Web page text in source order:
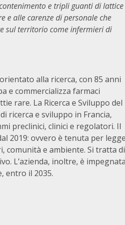
e tripli guanti di lattice
e alle carenze di personale che
sul territorio come infermieri di
alla ricerca, con 85 anni
e commercializza farmaci
rare. La Ricerca e Sviluppo del
ricerca e sviluppo in Francia,
preclinici, clinici e regolatori. Il
2019: ovvero è tenuta per
comunità e ambiente. Si tratta di
L’azienda, inoltre, è
entro il 2035.